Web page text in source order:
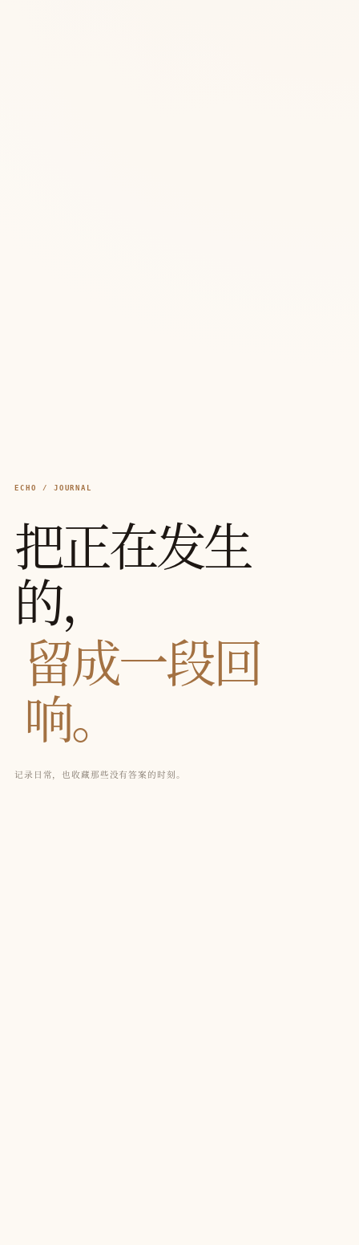
ECHO / JOURNAL
把正在发生
的，
留成一段回
响。
记录日常，也收藏那些没有答案的时刻。